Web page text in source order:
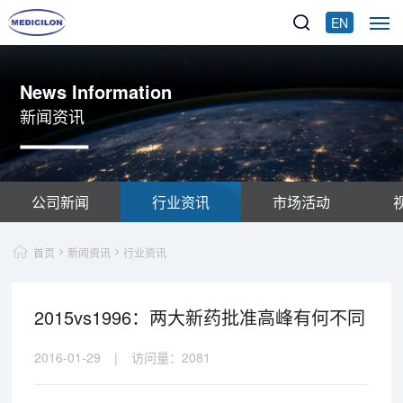
EN
News Information
新闻资讯
公司新闻 行业资讯 市场活动
首页 新闻资讯 行业资讯
2015vs1996：两大新药批准高峰有何不同
2016-01-29 | 访问量： 2081